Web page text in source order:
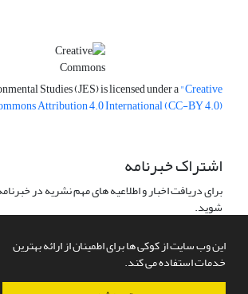
این وب سایت از کوکی ها برای اطمینان از ارائه بهترین
خدمات استفاده می کند.
Studies (JES) is licensed under a"Creative
Attribution 4.0 International (CC-BY 4.0)"
اشتراک خبرنامه
برای دریافت اخبار و اطلاعیه های مهم نشریه در
شوید.